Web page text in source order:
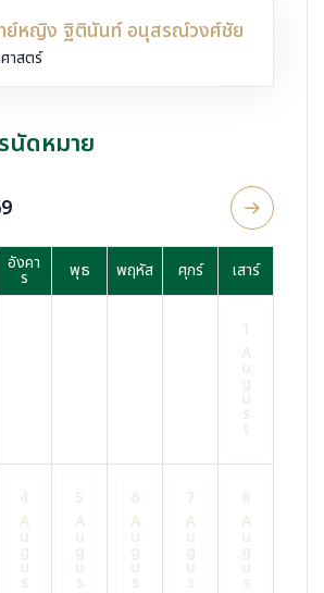
ย์หญิง ฐิตินันท์ อนุสรณ์วงศ์ชัย
าสตร์
นัดหมาย
อังคา
ร พุธ พฤหัส ศุกร์ เสาร์
1
A
u
g
u
s
t
4
A
u
g
u
s
5
A
u
g
u
s
6
A
u
g
u
s
7
A
u
g
u
s
8
A
u
g
u
s